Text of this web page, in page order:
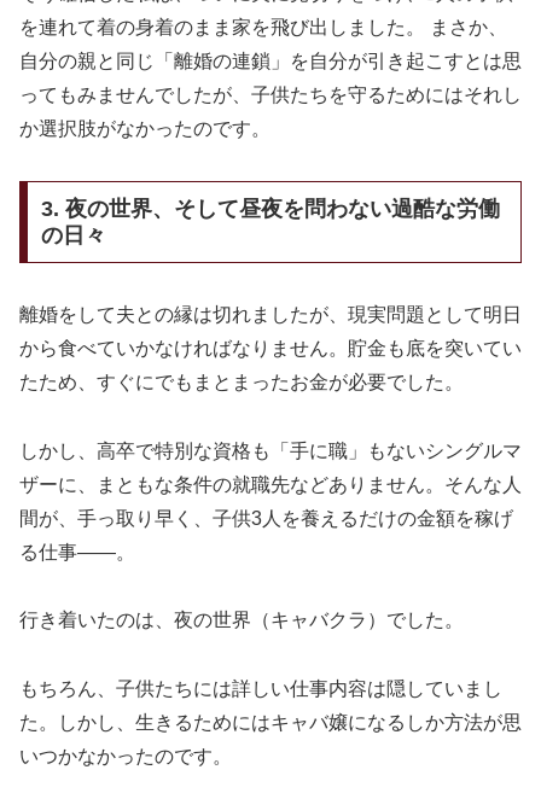
を連れて着の身着のまま家を飛び出しました。 まさか、
自分の親と同じ「離婚の連鎖」を自分が引き起こすとは思
ってもみませんでしたが、子供たちを守るためにはそれし
か選択肢がなかったのです。
3. 夜の世界、そして昼夜を問わない過酷な労働
の日々
離婚をして夫との縁は切れましたが、現実問題として明日
から食べていかなければなりません。貯金も底を突いてい
たため、すぐにでもまとまったお金が必要でした。
しかし、高卒で特別な資格も「手に職」もないシングルマ
ザーに、まともな条件の就職先などありません。そんな人
間が、手っ取り早く、子供3人を養えるだけの金額を稼げ
る仕事――。
行き着いたのは、夜の世界（キャバクラ）でした。
もちろん、子供たちには詳しい仕事内容は隠していまし
た。しかし、生きるためにはキャバ嬢になるしか方法が思
いつかなかったのです。